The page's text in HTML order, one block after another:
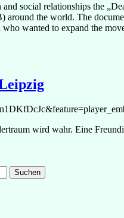
social relationships the
around the world. The
wanted to expand the
wird wahr. Eine